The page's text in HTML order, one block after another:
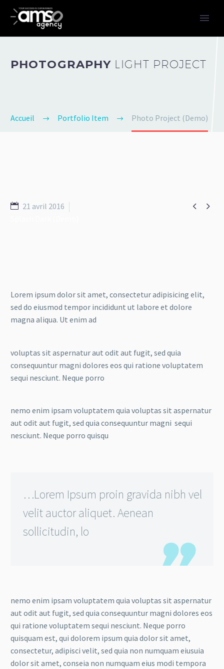
PHOTOGRAPHY LIGHT PROJECT
Accueil Portfolio Item Photo Project (Demo)
 
21 avril 2016
Lorem ipsum dolor sit amet, consectetur adipisicing elit,
sed do eiusmod tempor incididunt ut labore et dolore
magna aliqua. Ut enim ad
voluptas sit aspernatur aut odit aut fugit, sed quia
consequuntur magni dolores eos qui ratione voluptatem
sequi nesciunt. Neque porro
nemo enim ipsam voluptatem quia voluptas sit aspernatur
aut odit aut fugit, sed quia consequuntur magni sequi
nesciunt. Neque porro quisqu
…Lorem Ipsum proin gravida nibh vel
velit auctor aliquet. Aenean
sollicitudin, lo
nemo enim ipsam voluptatem quia voluptas sit aspernatur
aut odit aut fugit, sed quia consequuntur magni dolores eos
qui ratione voluptatem sequi nesciunt. Neque porro
quisquam est, qui dolorem ipsum quia dolor sit amet,
consectetur, adipisci velit, sed quia non numquam eiusuia
dolor sit amet, conseia non numquam eius modi tempora